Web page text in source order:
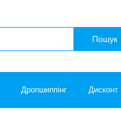
Пошук
Дропшиппінг Дисконт